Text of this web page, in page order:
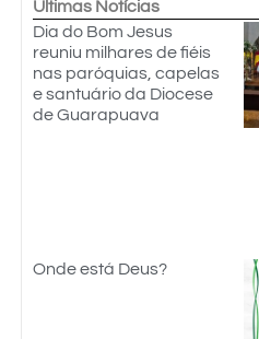
Últimas Notícias
Dia do Bom Jesus
reuniu milhares de fiéis
nas paróquias, capelas
e santuário da Diocese
de Guarapuava
Onde está Deus?